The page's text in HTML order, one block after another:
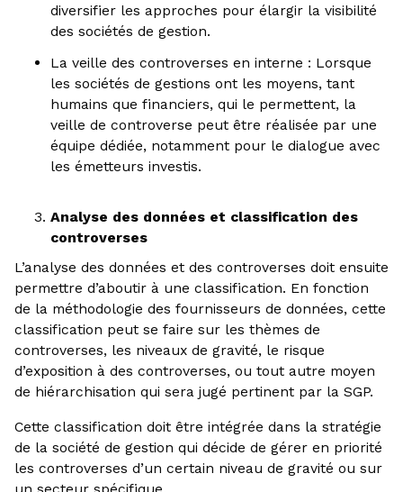
diversifier les approches pour élargir la visibilité
des sociétés de gestion.
La veille des controverses en interne : Lorsque
les sociétés de gestions ont les moyens, tant
humains que financiers, qui le permettent, la
veille de controverse peut être réalisée par une
équipe dédiée, notamment pour le dialogue avec
les émetteurs investis.
Analyse des données et classification des
controverses
L’analyse des données et des controverses doit ensuite
permettre d’aboutir à une classification. En fonction
de la méthodologie des fournisseurs de données, cette
classification peut se faire sur les thèmes de
controverses, les niveaux de gravité, le risque
d’exposition à des controverses, ou tout autre moyen
de hiérarchisation qui sera jugé pertinent par la SGP.
Cette classification doit être intégrée dans la stratégie
de la société de gestion qui décide de gérer en priorité
les controverses d’un certain niveau de gravité ou sur
un secteur spécifique.